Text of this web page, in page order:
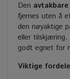
Den
fjernes uten å
den nøyaktige
eller tilskjæring.
godt egnet for
Viktige